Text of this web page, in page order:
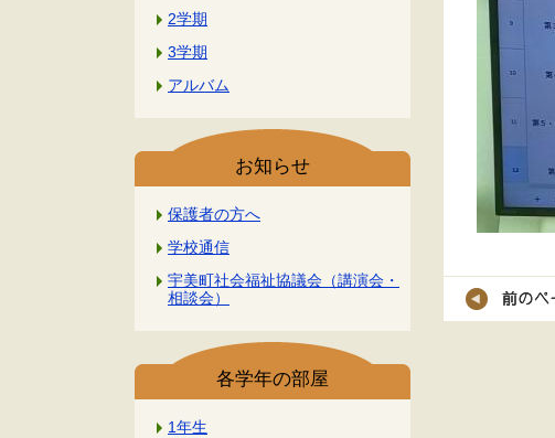
2学期
3学期
アルバム
お知らせ
保護者の方へ
学校通信
宇美町社会福祉協議会（講演会・
相談会）
各学年の部屋
1年生